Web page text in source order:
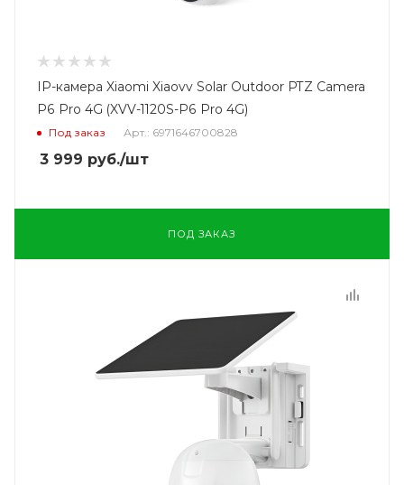
IP-камера Xiaomi Xiaovv Solar Outdoor PTZ Camera
P6 Pro 4G (XVV-1120S-P6 Pro 4G)
Под заказ Арт.: 6971646700828
3 999 руб./шт
ПОД ЗАКАЗ